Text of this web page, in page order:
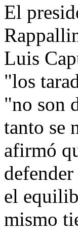
El
Luis
"los
"no son
tanto se
afirmó
el
mismo